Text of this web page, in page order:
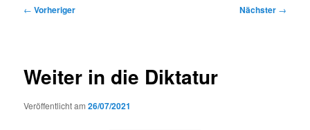
Beitragsnavigation
← Vorheriger Nächster →
Weiter in die Diktatur
Veröffentlicht am26/07/2021